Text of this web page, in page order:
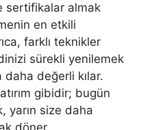
sertifikalar almak
en etkili
farklı teknikler
sürekli yenilemek
daha değerli kılar.
gibidir; bugün
yarın size daha